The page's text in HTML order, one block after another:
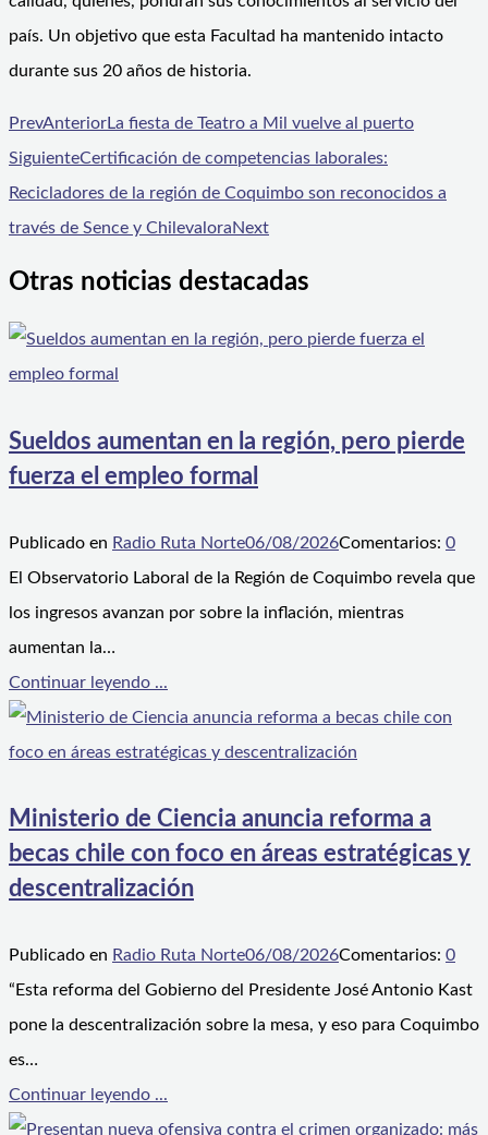
país. Un objetivo que esta Facultad ha mantenido intacto
durante sus 20 años de historia.
PrevAnteriorLa fiesta de Teatro a Mil vuelve al puerto
SiguienteCertificación de competencias laborales:
Recicladores de la región de Coquimbo son reconocidos a
través de Sence y ChilevaloraNext
Otras noticias destacadas
Sueldos aumentan en la región, pero pierde
fuerza el empleo formal
Publicado en Radio Ruta Norte06/08/2026Comentarios: 0
El Observatorio Laboral de la Región de Coquimbo revela que
los ingresos avanzan por sobre la inflación, mientras
aumentan la…
Continuar leyendo ...
Ministerio de Ciencia anuncia reforma a
becas chile con foco en áreas estratégicas y
descentralización
Publicado en Radio Ruta Norte06/08/2026Comentarios: 0
“Esta reforma del Gobierno del Presidente José Antonio Kast
pone la descentralización sobre la mesa, y eso para Coquimbo
es…
Continuar leyendo ...